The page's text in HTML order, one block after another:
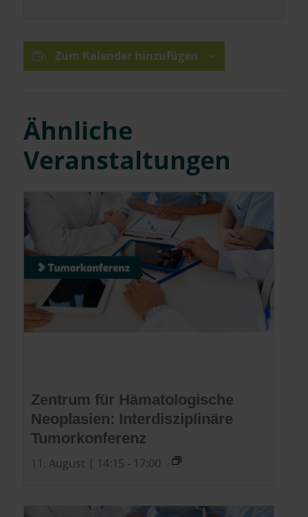
Zum Kalender hinzufügen
Ähnliche
Veranstaltungen
Zentrum für Hämatologische
Neoplasien: Interdisziplinäre
Tumorkonferenz
11. August | 14:15 - 17:00